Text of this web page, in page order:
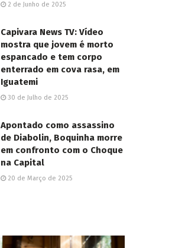
2 de Junho de 2025
Capivara News TV: Vídeo
mostra que jovem é morto
espancado e tem corpo
enterrado em cova rasa, em
Iguatemi
30 de Julho de 2025
Apontado como assassino
de Diabolin, Boquinha morre
em confronto com o Choque
na Capital
20 de Março de 2025